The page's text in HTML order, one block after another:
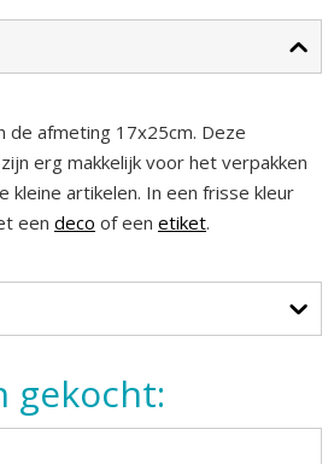
de afmeting 17x25cm. Deze
erg makkelijk voor het verpakken
kleine artikelen. In een frisse kleur
een deco of een etiket.
gekocht: